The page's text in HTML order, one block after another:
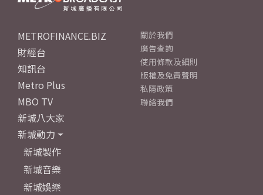
METROFINANCE.BIZ
財經台
知訊台
Metro Plus
MBO TV
新城八大家
新城動力
新城製作
新城音樂
新城娛樂
關於我們
廣告查詢
使用條款及細則
版權及免責聲明
私隱政策
聯絡我們